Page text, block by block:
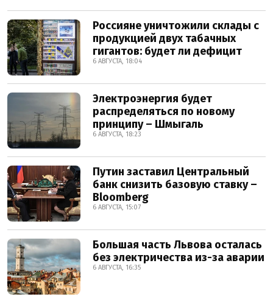
Россияне уничтожили склады с
продукцией двух табачных
гигантов: будет ли дефицит
6 АВГУСТА, 18:04
Электроэнергия будет
распределяться по новому
принципу – Шмыгаль
6 АВГУСТА, 18:23
Путин заставил Центральный
банк снизить базовую ставку –
Bloomberg
6 АВГУСТА, 15:07
Большая часть Львова осталась
без электричества из-за аварии
6 АВГУСТА, 16:35